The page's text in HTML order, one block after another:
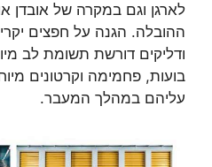
לארגן וגם במקרה של אובדן
ההובלה. הגנה על חפצים
ודליקים דורשת תשומת לב
בועות, פחמימה וקרטונים
עליהם במהלך המעבר.